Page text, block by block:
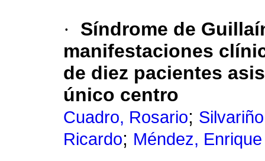
·
Síndrome de
manifestaciones
de diez pacientes
único centro
Cuadro, Rosario;
Ricardo; Méndez, Enrique